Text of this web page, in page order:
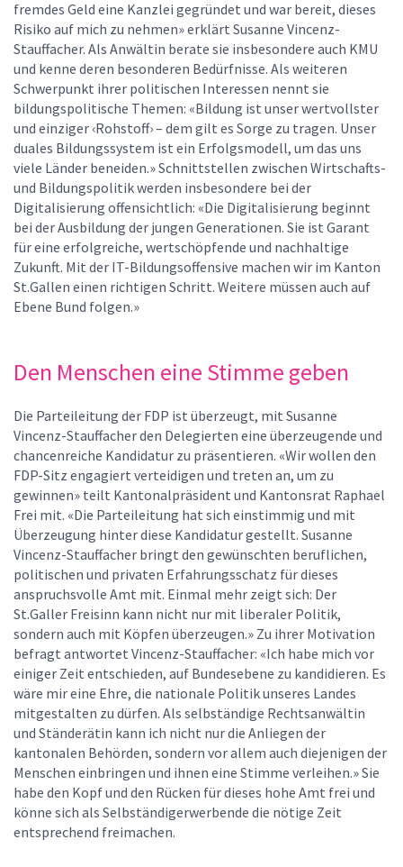
fremdes Geld eine Kanzlei gegründet und war bereit, dieses
Risiko auf mich zu nehmen» erklärt Susanne Vincenz-
Stauffacher. Als Anwältin berate sie insbesondere auch KMU
und kenne deren besonderen Bedürfnisse. Als weiteren
Schwerpunkt ihrer politischen Interessen nennt sie
bildungspolitische Themen: «Bildung ist unser wertvollster
und einziger ‹Rohstoff› – dem gilt es Sorge zu tragen. Unser
duales Bildungssystem ist ein Erfolgsmodell, um das uns
viele Länder beneiden.» Schnittstellen zwischen Wirtschafts-
und Bildungspolitik werden insbesondere bei der
Digitalisierung offensichtlich: «Die Digitalisierung beginnt
bei der Ausbildung der jungen Generationen. Sie ist Garant
für eine erfolgreiche, wertschöpfende und nachhaltige
Zukunft. Mit der IT-Bildungsoffensive machen wir im Kanton
St.Gallen einen richtigen Schritt. Weitere müssen auch auf
Ebene Bund folgen.»
Den Menschen eine Stimme geben
Die Parteileitung der FDP ist überzeugt, mit Susanne
Vincenz-Stauffacher den Delegierten eine überzeugende und
chancenreiche Kandidatur zu präsentieren. «Wir wollen den
FDP-Sitz engagiert verteidigen und treten an, um zu
gewinnen» teilt Kantonalpräsident und Kantonsrat Raphael
Frei mit. «Die Parteileitung hat sich einstimmig und mit
Überzeugung hinter diese Kandidatur gestellt. Susanne
Vincenz-Stauffacher bringt den gewünschten beruflichen,
politischen und privaten Erfahrungsschatz für dieses
anspruchsvolle Amt mit. Einmal mehr zeigt sich: Der
St.Galler Freisinn kann nicht nur mit liberaler Politik,
sondern auch mit Köpfen überzeugen.» Zu ihrer Motivation
befragt antwortet Vincenz-Stauffacher: «Ich habe mich vor
einiger Zeit entschieden, auf Bundesebene zu kandidieren. Es
wäre mir eine Ehre, die nationale Politik unseres Landes
mitgestalten zu dürfen. Als selbständige Rechtsanwältin
und Ständerätin kann ich nicht nur die Anliegen der
kantonalen Behörden, sondern vor allem auch diejenigen der
Menschen einbringen und ihnen eine Stimme verleihen.» Sie
habe den Kopf und den Rücken für dieses hohe Amt frei und
könne sich als Selbständigerwerbende die nötige Zeit
entsprechend freimachen.